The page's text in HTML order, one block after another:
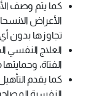
كما يتم وصف
الأعراض
تجاوزها بدون أي
العلاج النفسي
الفتاة،
كما يقدم
النفسية